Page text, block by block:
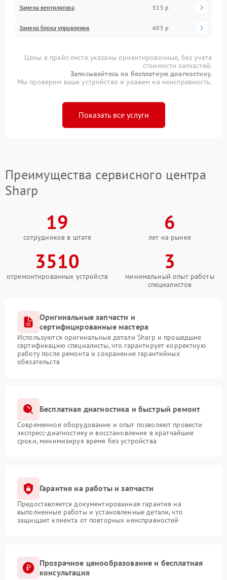
Замена вентилятора 515 р
Замена блока управления 605 р
Цены в прайс-листе указаны ориентировочные, без учета
стоимости запчастей.
Записывайтесь на бесплатную диагностику.
Мы проверим ваше устройство и укажем на неисправность.
Показать все услуги
Преимущества сервисного центра
Sharp
19
сотрудников в штате
6
лет на рынке
3510
отремонтированных устройств
3
минимальный опыт работы
специалистов
Оригинальные запчасти и
сертифицированные мастера
Используются оригинальные детали Sharp и прошедшие
сертификацию специалисты, что гарантирует корректную
работу после ремонта и сохранение гарантийных
обязательств
Бесплатная диагностика и быстрый ремонт
Современное оборудование и опыт позволяют провести
экспресс-диагностику и восстановление в кратчайшие
сроки, минимизируя время без устройства
Гарантия на работы и запчасти
Предоставляется документированная гарантия на
выполненные работы и установленные детали, что
защищает клиента от повторных неисправностей
Прозрачное ценообразование и бесплатная
консультация